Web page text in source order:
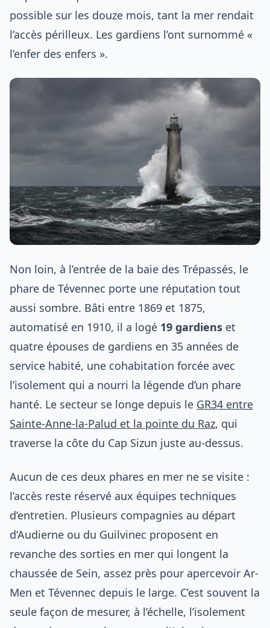
possible sur les douze mois, tant la mer rendait
l’accès périlleux. Les gardiens l’ont surnommé «
l’enfer des enfers ».
Non loin, à l’entrée de la baie des Trépassés, le
phare de Tévennec porte une réputation tout
aussi sombre. Bâti entre 1869 et 1875,
automatisé en 1910, il a logé 19 gardiens et
quatre épouses de gardiens en 35 années de
service habité, une cohabitation forcée avec
l’isolement qui a nourri la légende d’un phare
hanté. Le secteur se longe depuis le GR34 entre
Sainte-Anne-la-Palud et la pointe du Raz, qui
traverse la côte du Cap Sizun juste au-dessus.
Aucun de ces deux phares en mer ne se visite :
l’accès reste réservé aux équipes techniques
d’entretien. Plusieurs compagnies au départ
d’Audierne ou du Guilvinec proposent en
revanche des sorties en mer qui longent la
chaussée de Sein, assez près pour apercevoir Ar-
Men et Tévennec depuis le large. C’est souvent la
seule façon de mesurer, à l’échelle, l’isolement